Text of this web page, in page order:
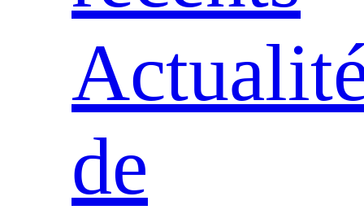
de